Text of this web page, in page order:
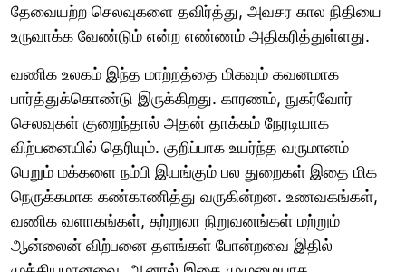
தேவையற்ற செலவுகளை தவிர்த்து, அவசர கால நிதியை
உருவாக்க வேண்டும் என்ற எண்ணம் அதிகரித்துள்ளது.
வணிக உலகம் இந்த மாற்றத்தை மிகவும் கவனமாக
பார்த்துக்கொண்டு இருக்கிறது. காரணம், நுகர்வோர்
செலவுகள் குறைந்தால் அதன் தாக்கம் நேரடியாக
விற்பனையில் தெரியும். குறிப்பாக உயர்ந்த வருமானம்
பெறும் மக்களை நம்பி இயங்கும் பல துறைகள் இதை மிக
நெருக்கமாக கண்காணித்து வருகின்றன. உணவகங்கள்,
வணிக வளாகங்கள், சுற்றுலா நிறுவனங்கள் மற்றும்
ஆன்லைன் விற்பனை தளங்கள் போன்றவை இதில்